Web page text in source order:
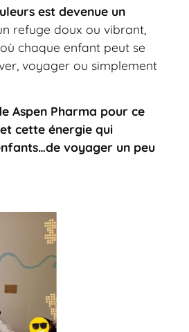
est devenue un
un refuge doux ou vibrant,
chaque enfant peut se
voyager ou simplement
Aspen Pharma pour ce
cette énergie qui
voyager un peu